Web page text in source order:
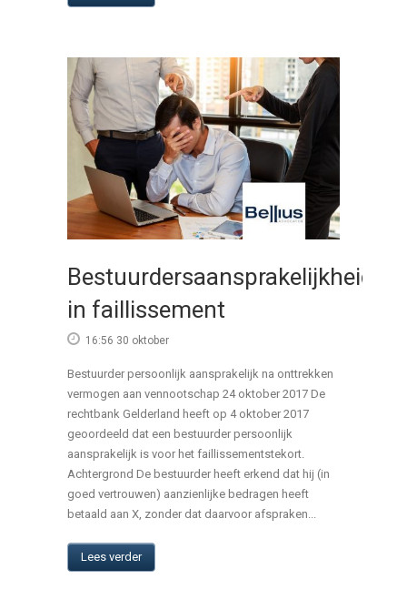
Bestuurdersaansprakelijkheid
in faillissement
16:56 30 oktober
Bestuurder persoonlijk aansprakelijk na onttrekken
vermogen aan vennootschap 24 oktober 2017 De
rechtbank Gelderland heeft op 4 oktober 2017
geoordeeld dat een bestuurder persoonlijk
aansprakelijk is voor het faillissementstekort.
Achtergrond De bestuurder heeft erkend dat hij (in
goed vertrouwen) aanzienlijke bedragen heeft
betaald aan X, zonder dat daarvoor afspraken...
Lees verder